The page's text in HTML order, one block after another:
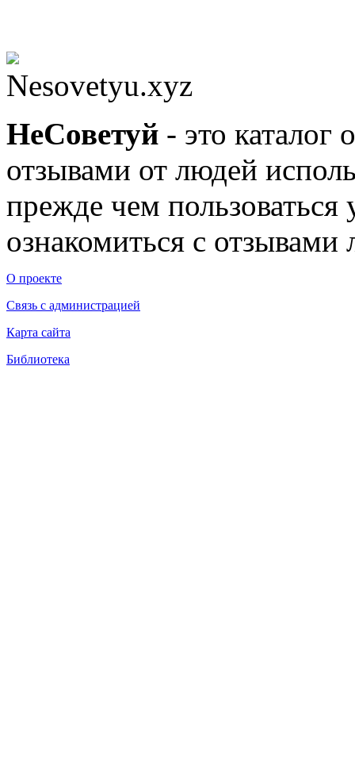
Nesovetyu.xyz
НеСоветуй - это каталог
отзывами от людей
прежде чем
ознакомиться с отзывами
О проекте
Связь с администрацией
Карта сайта
Библиотека